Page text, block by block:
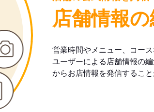
店舗情報
営業時間やメニュー、コース
ユーザーによる店舗情報の
からお店情報を発信すること